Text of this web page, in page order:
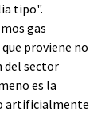
tipo".
gas
proviene no
del sector
es la
artificialmente